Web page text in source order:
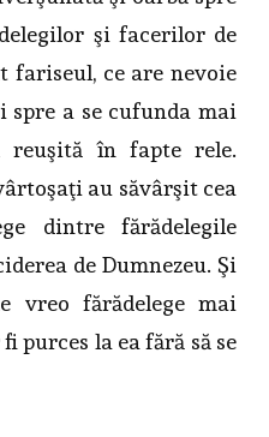
şi facerilor de
fariseul, ce are nevoie
a se cufunda mai
în fapte rele.
au săvârşit cea
dintre fărădelegile
de Dumnezeu. Şi
vreo fărădelege mai
purces la ea fără să se